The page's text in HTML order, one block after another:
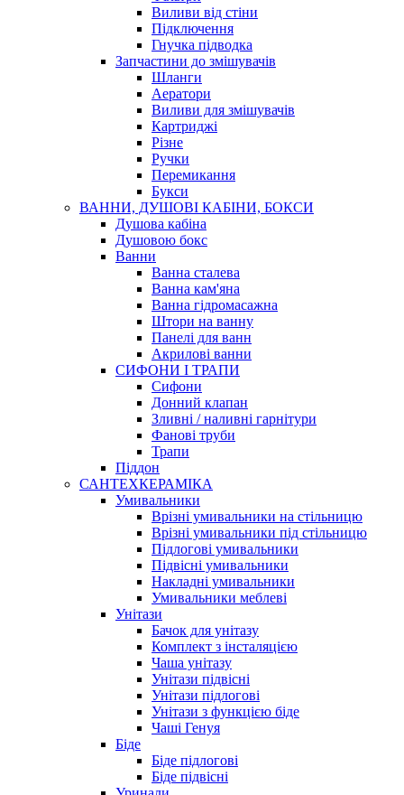
Виливи від стіни
Підключення
Гнучка підводка
Запчастини до змішувачів
Шланги
Аератори
Виливи для змішувачів
Картриджі
Різне
Ручки
Перемикання
Букси
ВАННИ, ДУШОВІ КАБІНИ, БОКСИ
Душова кабіна
Душовою бокс
Ванни
Ванна сталева
Ванна кам'яна
Ванна гідромасажна
Штори на ванну
Панелі для ванн
Акрилові ванни
СИФОНИ І ТРАПИ
Сифони
Донний клапан
Зливні / наливні гарнітури
Фанові труби
Трапи
Піддон
САНТЕХКЕРАМІКА
Умивальники
Врізні умивальники на стільницю
Врізні умивальники під стільницю
Підлогові умивальники
Підвісні умивальники
Накладні умивальники
Умивальники меблеві
Унітази
Бачок для унітазу
Комплект з інсталяцією
Чаша унітазу
Унітази підвісні
Унітази підлогові
Унітази з функцією біде
Чаші Генуя
Біде
Біде підлогові
Біде підвісні